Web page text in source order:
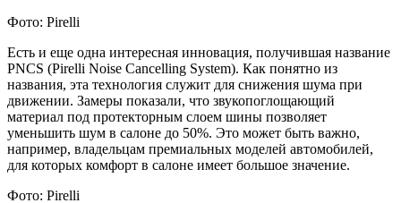
Фото: Pirelli
Есть и еще одна интересная инновация, получившая название
PNCS (Pirelli Noise Cancelling System). Как понятно из
названия, эта технология служит для снижения шума при
движении. Замеры показали, что звукопоглощающий
материал под протекторным слоем шины позволяет
уменьшить шум в салоне до 50%. Это может быть важно,
например, владельцам премиальных моделей автомобилей,
для которых комфорт в салоне имеет большое значение.
Фото: Pirelli